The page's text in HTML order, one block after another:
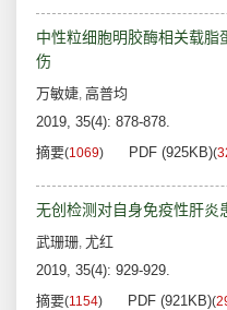
中性粒细胞明胶酶相关载脂
伤
万敏婕, 高普均
2019, 35(4): 878-878.
摘要(1069) PDF (925KB)(
无创检测对自身免疫性肝炎
武珊珊, 尤红
2019, 35(4): 929-929.
摘要(1154) PDF (921KB)(